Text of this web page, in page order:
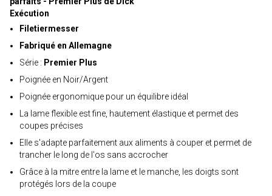
Exécution
Filetiermesser
Fabriqué en Allemagne
Série : Premier Plus
Poignée en Noir/Argent
Poignée ergonomique pour un équilibre idéal
La lame flexible est fine, hautement élastique et permet des
coupes précises
Elle s'adapte parfaitement aux aliments à couper et permet de
trancher le long de l'os sans accrocher
Grâce à la mitre entre la lame et le manche, les doigts sont
protégés lors de la coupe